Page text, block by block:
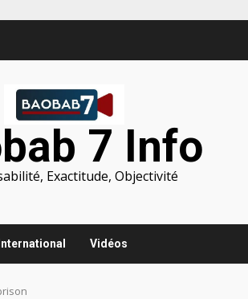
7 Info
Exactitude, Objectivité
International Vidéos